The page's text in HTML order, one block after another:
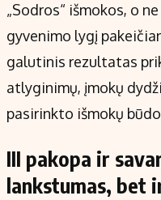
„Sodros“ išmokos, o
gyvenimo lygį
galutinis rezultatas
atlyginimų, įmokų
pasirinkto išmokų
III pakopa ir
lankstumas, bet